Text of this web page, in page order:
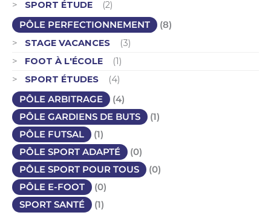
SPORT ÉTUDE
(2)
PÔLE PERFECTIONNEMENT
(8)
STAGE VACANCES
(3)
FOOT À L'ÉCOLE
(1)
SPORT ÉTUDES
(4)
PÔLE ARBITRAGE
(4)
PÔLE GARDIENS DE BUTS
(1)
PÔLE FUTSAL
(1)
PÔLE SPORT ADAPTÉ
(0)
PÔLE SPORT POUR TOUS
(0)
PÔLE E-FOOT
(0)
SPORT SANTÉ
(1)